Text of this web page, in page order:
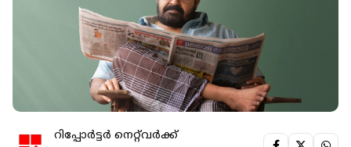
റിപ്പോർട്ടർ നെറ്റ്‌വര്‍ക്ക്‌